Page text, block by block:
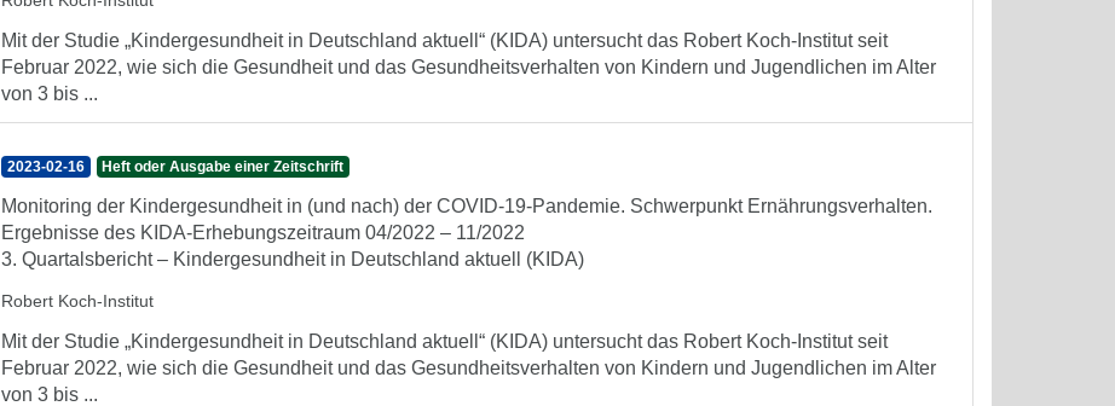
Mit der Studie „Kindergesundheit in Deutschland aktuell“ (KIDA) untersucht das Robert Koch-Institut seit
Februar 2022, wie sich die Gesundheit und das Gesundheitsverhalten von Kindern und Jugendlichen im Alter
von 3 bis ...
2023-02-16 Heft oder Ausgabe einer Zeitschrift
Monitoring der Kindergesundheit in (und nach) der COVID-19-Pandemie. Schwerpunkt Ernährungsverhalten.
Ergebnisse des KIDA-Erhebungszeitraum 04/2022 – 11/2022
3. Quartalsbericht – Kindergesundheit in Deutschland aktuell (KIDA)
Robert Koch-Institut
Mit der Studie „Kindergesundheit in Deutschland aktuell“ (KIDA) untersucht das Robert Koch-Institut seit
Februar 2022, wie sich die Gesundheit und das Gesundheitsverhalten von Kindern und Jugendlichen im Alter
von 3 bis ...